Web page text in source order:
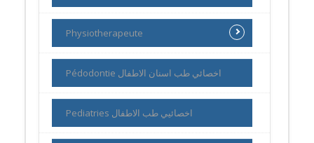
Physiotherapeute
Pédodontie اخصائي طب اسنان الاطفال
Pediatries اخصائيي طب الاطفال